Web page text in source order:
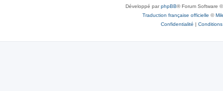
Développé parphpBB® Forum Software
Traduction française officielle ©
Confidentialité | Conditions